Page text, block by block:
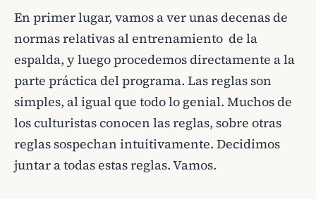
En primer lugar, vamos a ver unas decenas de
normas relativas al entrenamiento de la
espalda, y luego procedemos directamente a la
parte práctica del programa. Las reglas son
simples, al igual que todo lo genial. Muchos de
los culturistas conocen las reglas, sobre otras
reglas sospechan intuitivamente. Decidimos
juntar a todas estas reglas. Vamos.